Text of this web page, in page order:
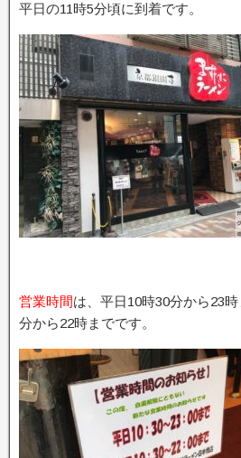
平日の11時5分頃に到着です。
営業時間は、平日10時30分から23
分から22時までです。